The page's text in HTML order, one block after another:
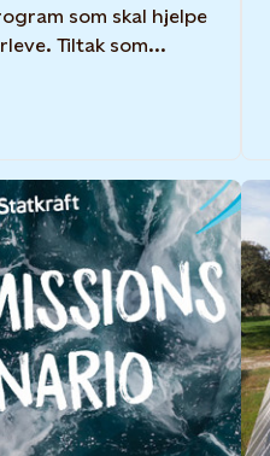
som skal hjelpe
Tiltak som...